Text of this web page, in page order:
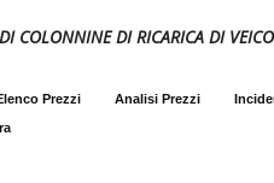
DI RICARICA DI
Prezzi Analisi Prezzi